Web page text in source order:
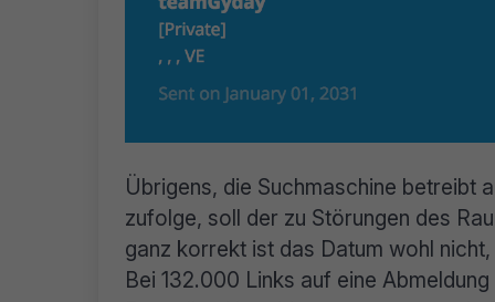
Übrigens, die Suchmaschine betreibt
zufolge, soll der zu Störungen des
ganz korrekt ist das Datum wohl
Bei 132.000 Links auf eine